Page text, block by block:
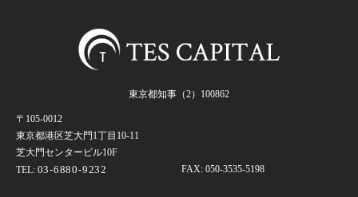
東京都知事（2）100862
〒105-0012
東京都港区芝大門1丁目10-11
芝大門センタービル10F
TEL: 03-6880-9232 FAX: 050-3535-5198